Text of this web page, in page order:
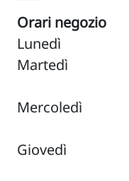
Orari negozio
Lunedì
Martedì
Mercoledì
Giovedì